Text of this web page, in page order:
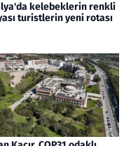
kelebeklerin renkli
turistlerin yeni rotası